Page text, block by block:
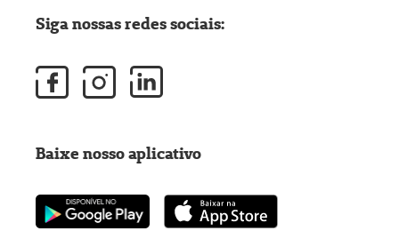
Siga nossas redes sociais:
Baixe nosso aplicativo